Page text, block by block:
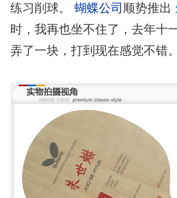
练习削球。 蝴蝶公司 顺势推出
时，我再也坐不住了，去年十
弄了一块，打到现在感觉不错。